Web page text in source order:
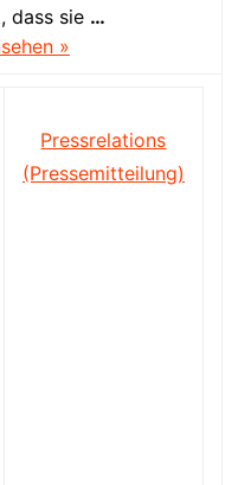
dass sie …
»
Pressrelations
(Pressemitteilung)